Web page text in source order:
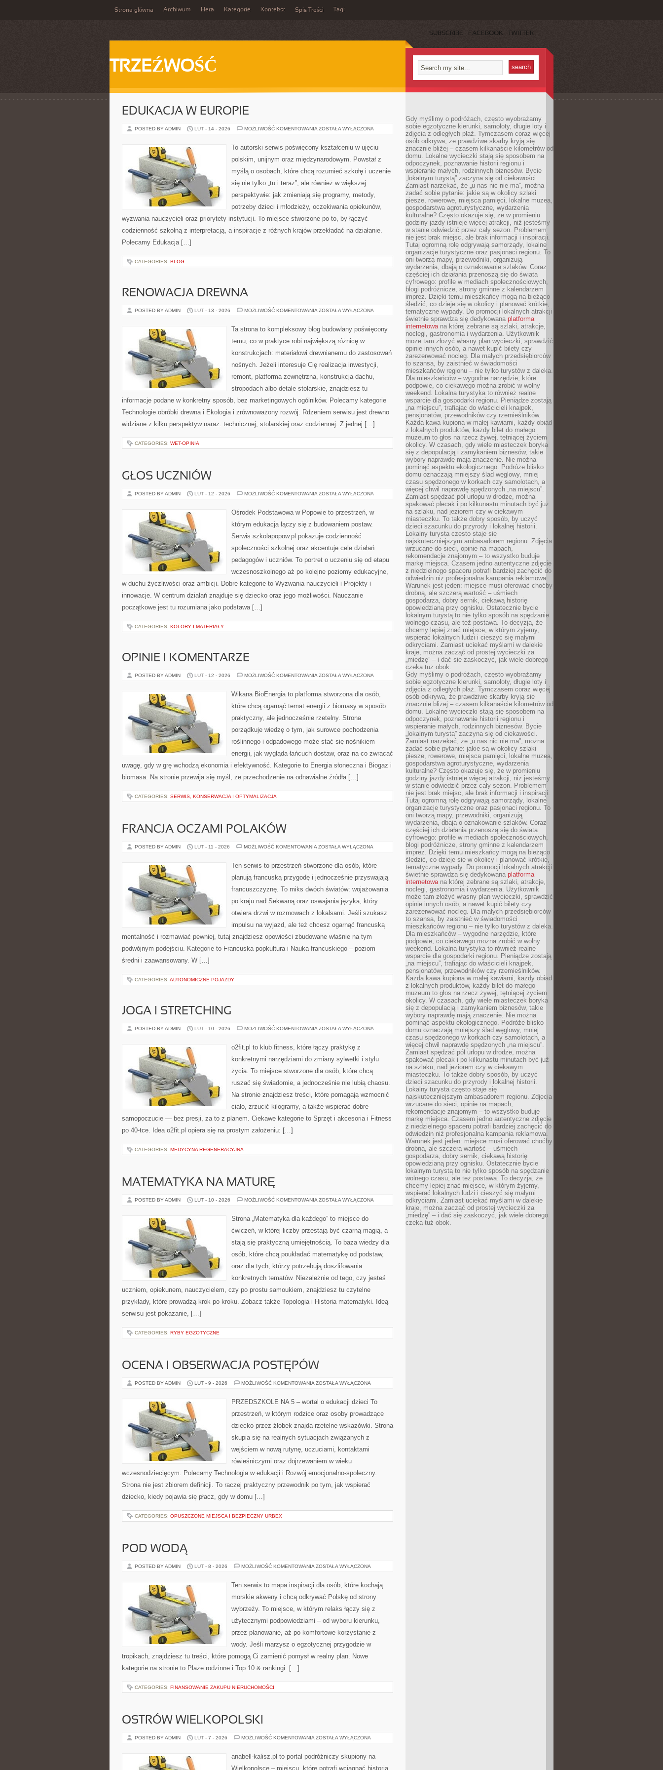
Strona główna Archiwum Hera Kategorie Kontekst Spis Treści Tagi
SUBSCRIBE FACEBOOK TWITTER
TRZEŹWOŚĆ
EDUKACJA W EUROPIE
POSTED BY ADMIN LUT - 14 - 2026 MOŻLIWOŚĆ KOMENTOWANIA EDUKACJA
ZOSTAŁA WYŁĄCZONA
To autorski serwis poświęcony kształceniu w ujęciu
polskim, unijnym oraz międzynarodowym. Powstał z
myślą o osobach, które chcą rozumieć szkołę i uczenie
się nie tylko „tu i teraz”, ale również w większej
perspektywie: jak zmieniają się programy, metody,
potrzeby dzieci i młodzieży, oczekiwania opiekunów,
wyzwania nauczycieli oraz priorytety instytucji. To miejsce stworzone po to, by łączyć
codzienność szkolną z interpretacją, a inspiracje z różnych krajów przekładać na działanie.
Polecamy Edukacja […]
CATEGORIES: BLOG
RENOWACJA DREWNA
POSTED BY ADMIN LUT - 13 - 2026 MOŻLIWOŚĆ KOMENTOWANIA RENOWACJA
ZOSTAŁA WYŁĄCZONA
Ta strona to kompleksowy blog budowlany poświęcony
temu, co w praktyce robi największą różnicę w
konstrukcjach: materiałowi drewnianemu do zastosowań
nośnych. Jeżeli interesuje Cię realizacja inwestycji,
remont, platforma zewnętrzna, konstrukcja dachu,
stropodach albo detale stolarskie, znajdziesz tu
informacje podane w konkretny sposób, bez marketingowych ogólników. Polecamy kategorie
Technologie obróbki drewna i Ekologia i zrównoważony rozwój. Rdzeniem serwisu jest drewno
widziane z kilku perspektyw naraz: technicznej, stolarskiej oraz codziennej. Z jednej […]
CATEGORIES: WET-OPINIA
GŁOS UCZNIÓW
POSTED BY ADMIN LUT - 12 - 2026 MOŻLIWOŚĆ KOMENTOWANIA GŁOS
ZOSTAŁA WYŁĄCZONA
Ośrodek Podstawowa w Popowie to przestrzeń, w
którym edukacja łączy się z budowaniem postaw.
Serwis szkolapopow.pl pokazuje codzienność
społeczności szkolnej oraz akcentuje cele działań
pedagogów i uczniów. To portret o uczeniu się od etapu
wczesnoszkolnego aż po kolejne poziomy edukacyjne,
w duchu życzliwości oraz ambicji. Dobre kategorie to Wyzwania nauczycieli i Projekty i
innowacje. W centrum działań znajduje się dziecko oraz jego możliwości. Nauczanie
początkowe jest tu rozumiana jako podstawa […]
CATEGORIES: KOLORY I MATERIAŁY
OPINIE I KOMENTARZE
POSTED BY ADMIN LUT - 12 - 2026 MOŻLIWOŚĆ KOMENTOWANIA OPINIE
ZOSTAŁA WYŁĄCZONA
Wikana BioEnergia to platforma stworzona dla osób,
które chcą ogarnąć temat energii z biomasy w sposób
praktyczny, ale jednocześnie rzetelny. Strona
porządkuje wiedzę o tym, jak surowce pochodzenia
roślinnego i odpadowego może stać się nośnikiem
energii, jak wygląda łańcuch dostaw, oraz na co zwracać
uwagę, gdy w grę wchodzą ekonomia i efektywność. Kategorie to Energia słoneczna i Biogaz i
biomasa. Na stronie przewija się myśl, że przechodzenie na odnawialne źródła […]
CATEGORIES: SERWIS, KONSERWACJA I OPTYMALIZACJA
FRANCJA OCZAMI POLAKÓW
POSTED BY ADMIN LUT - 11 - 2026 MOŻLIWOŚĆ KOMENTOWANIA FRANCJA
ZOSTAŁA WYŁĄCZONA
Ten serwis to przestrzeń stworzone dla osób, które
planują francuską przygodę i jednocześnie przyswajają
francuszczyznę. To miks dwóch światów: wojażowania
po kraju nad Sekwaną oraz oswajania języka, który
otwiera drzwi w rozmowach z lokalsami. Jeśli szukasz
impulsu na wyjazd, ale też chcesz ogarnąć francuską
mentalność i rozmawiać pewniej, tutaj znajdziesz opowieści zbudowane właśnie na tym
podwójnym podejściu. Kategorie to Francuska popkultura i Nauka francuskiego – poziom
średni i zaawansowany. W […]
CATEGORIES: AUTONOMICZNE POJAZDY
JOGA I STRETCHING
POSTED BY ADMIN LUT - 10 - 2026 MOŻLIWOŚĆ KOMENTOWANIA JOGA
ZOSTAŁA WYŁĄCZONA
o2fit.pl to klub fitness, które łączy praktykę z
konkretnymi narzędziami do zmiany sylwetki i stylu
życia. To miejsce stworzone dla osób, które chcą
ruszać się świadomie, a jednocześnie nie lubią chaosu.
Na stronie znajdziesz treści, które pomagają wzmocnić
ciało, zrzucić kilogramy, a także wspierać dobre
samopoczucie — bez presji, za to z planem. Ciekawe kategorie to Sprzęt i akcesoria i Fitness
po 40-tce. Idea o2fit.pl opiera się na prostym założeniu: […]
CATEGORIES: MEDYCYNA REGENERACYJNA
MATEMATYKA NA MATURĘ
POSTED BY ADMIN LUT - 10 - 2026 MOŻLIWOŚĆ KOMENTOWANIA MATEMATYKA
ZOSTAŁA WYŁĄCZONA
Strona „Matematyka dla każdego” to miejsce do
ćwiczeń, w której liczby przestają być czarną magią, a
stają się praktyczną umiejętnością. To baza wiedzy dla
osób, które chcą poukładać matematykę od podstaw,
oraz dla tych, którzy potrzebują doszlifowania
konkretnych tematów. Niezależnie od tego, czy jesteś
uczniem, opiekunem, nauczycielem, czy po prostu samoukiem, znajdziesz tu czytelne
przykłady, które prowadzą krok po kroku. Zobacz także Topologia i Historia matematyki. Ideą
serwisu jest pokazanie, […]
CATEGORIES: RYBY EGZOTYCZNE
OCENA I OBSERWACJA POSTĘPÓW
POSTED BY ADMIN LUT - 9 - 2026 MOŻLIWOŚĆ KOMENTOWANIA OCENA
POSTĘPÓW
ZOSTAŁA WYŁĄCZONA
PRZEDSZKOLE NA 5 – wortal o edukacji dzieci To
przestrzeń, w którym rodzice oraz osoby prowadzące
dziecko przez żłobek znajdą rzetelne wskazówki. Strona
skupia się na realnych sytuacjach związanych z
wejściem w nową rutynę, uczuciami, kontaktami
rówieśniczymi oraz dojrzewaniem w wieku
wczesnodziecięcym. Polecamy Technologia w edukacji i Rozwój emocjonalno-społeczny.
Strona nie jest zbiorem definicji. To raczej praktyczny przewodnik po tym, jak wspierać
dziecko, kiedy pojawia się płacz, gdy w domu […]
CATEGORIES: OPUSZCZONE MIEJSCA I BEZPIECZNY URBEX
POD WODĄ
POSTED BY ADMIN LUT - 8 - 2026 MOŻLIWOŚĆ KOMENTOWANIA POD
ZOSTAŁA WYŁĄCZONA
Ten serwis to mapa inspiracji dla osób, które kochają
morskie akweny i chcą odkrywać Polskę od strony
wybrzeży. To miejsce, w którym relaks łączy się z
użytecznymi podpowiedziami – od wyboru kierunku,
przez planowanie, aż po komfortowe korzystanie z
wody. Jeśli marzysz o egzotycznej przygodzie w
tropikach, znajdziesz tu treści, które pomogą Ci zamienić pomysł w realny plan. Nowe
kategorie na stronie to Plaże rodzinne i Top 10 & rankingi. […]
CATEGORIES: FINANSOWANIE ZAKUPU NIERUCHOMOŚCI
OSTRÓW WIELKOPOLSKI
POSTED BY ADMIN LUT - 7 - 2026 MOŻLIWOŚĆ KOMENTOWANIA OSTRÓW
ZOSTAŁA WYŁĄCZONA
anabell-kalisz.pl to portal podróżniczy skupiony na
Wielkopolsce – miejscu, które potrafi wciągnąć historią.
Gdy myślimy o podróżach, często wyobrażamy
sobie egzotyczne kierunki, samoloty, długie loty i
zdjęcia z odległych plaż. Tymczasem coraz więcej
osób odkrywa, że prawdziwe skarby kryją się
znacznie bliżej – czasem kilkanaście kilometrów od
domu. Lokalne wycieczki stają się sposobem na
odpoczynek, poznawanie historii regionu i
wspieranie małych, rodzinnych biznesów. Bycie
„lokalnym turystą” zaczyna się od ciekawości.
Zamiast narzekać, że „u nas nic nie ma”, można
zadać sobie pytanie: jakie są w okolicy szlaki
piesze, rowerowe, miejsca pamięci, lokalne muzea,
gospodarstwa agroturystyczne, wydarzenia
kulturalne? Często okazuje się, że w promieniu
godziny jazdy istnieje więcej atrakcji, niż jesteśmy
w stanie odwiedzić przez cały sezon. Problemem
nie jest brak miejsc, ale brak informacji i inspiracji.
Tutaj ogromną rolę odgrywają samorządy, lokalne
organizacje turystyczne oraz pasjonaci regionu. To
oni tworzą mapy, przewodniki, organizują
wydarzenia, dbają o oznakowanie szlaków. Coraz
częściej ich działania przenoszą się do świata
cyfrowego: profile w mediach społecznościowych,
blogi podróżnicze, strony gminne z kalendarzem
imprez. Dzięki temu mieszkańcy mogą na bieżąco
śledzić, co dzieje się w okolicy i planować krótkie,
tematyczne wypady. Do promocji lokalnych atrakcji
świetnie sprawdza się dedykowana platforma
internetowana której zebrane są szlaki, atrakcje,
noclegi, gastronomia i wydarzenia. Użytkownik
może tam złożyć własny plan wycieczki, sprawdzić
opinie innych osób, a nawet kupić bilety czy
zarezerwować nocleg. Dla małych przedsiębiorców
to szansa, by zaistnieć w świadomości
mieszkańców regionu – nie tylko turystów z daleka.
Dla mieszkańców – wygodne narzędzie, które
podpowie, co ciekawego można zrobić w wolny
weekend. Lokalna turystyka to również realne
wsparcie dla gospodarki regionu. Pieniądze zostają
„na miejscu”, trafiając do właścicieli knajpek,
pensjonatów, przewodników czy rzemieślników.
Każda kawa kupiona w małej kawiarni, każdy obiad
z lokalnych produktów, każdy bilet do małego
muzeum to głos na rzecz żywej, tętniącej życiem
okolicy. W czasach, gdy wiele miasteczek boryka
się z depopulacją i zamykaniem biznesów, takie
wybory naprawdę mają znaczenie. Nie można
pominąć aspektu ekologicznego. Podróże blisko
domu oznaczają mniejszy ślad węglowy, mniej
czasu spędzonego w korkach czy samolotach, a
więcej chwil naprawdę spędzonych „na miejscu”.
Zamiast spędzać pół urlopu w drodze, można
spakować plecak i po kilkunastu minutach być już
na szlaku, nad jeziorem czy w ciekawym
miasteczku. To także dobry sposób, by uczyć
dzieci szacunku do przyrody i lokalnej historii.
Lokalny turysta często staje się
najskuteczniejszym ambasadorem regionu. Zdjęcia
wrzucane do sieci, opinie na mapach,
rekomendacje znajomym – to wszystko buduje
markę miejsca. Czasem jedno autentyczne zdjęcie
z niedzielnego spaceru potrafi bardziej zachęcić do
odwiedzin niż profesjonalna kampania reklamowa.
Warunek jest jeden: miejsce musi oferować choćby
drobną, ale szczerą wartość – uśmiech
gospodarza, dobry sernik, ciekawą historię
opowiedzianą przy ognisku. Ostatecznie bycie
lokalnym turystą to nie tylko sposób na spędzanie
wolnego czasu, ale też postawa. To decyzja, że
chcemy lepiej znać miejsce, w którym żyjemy,
wspierać lokalnych ludzi i cieszyć się małymi
odkryciami. Zamiast uciekać myślami w dalekie
kraje, można zacząć od prostej wycieczki za
„miedzę” – i dać się zaskoczyć, jak wiele dobrego
czeka tuż obok.
Gdy myślimy o podróżach, często wyobrażamy
sobie egzotyczne kierunki, samoloty, długie loty i
zdjęcia z odległych plaż. Tymczasem coraz więcej
osób odkrywa, że prawdziwe skarby kryją się
znacznie bliżej – czasem kilkanaście kilometrów od
domu. Lokalne wycieczki stają się sposobem na
odpoczynek, poznawanie historii regionu i
wspieranie małych, rodzinnych biznesów. Bycie
„lokalnym turystą” zaczyna się od ciekawości.
Zamiast narzekać, że „u nas nic nie ma”, można
zadać sobie pytanie: jakie są w okolicy szlaki
piesze, rowerowe, miejsca pamięci, lokalne muzea,
gospodarstwa agroturystyczne, wydarzenia
kulturalne? Często okazuje się, że w promieniu
godziny jazdy istnieje więcej atrakcji, niż jesteśmy
w stanie odwiedzić przez cały sezon. Problemem
nie jest brak miejsc, ale brak informacji i inspiracji.
Tutaj ogromną rolę odgrywają samorządy, lokalne
organizacje turystyczne oraz pasjonaci regionu. To
oni tworzą mapy, przewodniki, organizują
wydarzenia, dbają o oznakowanie szlaków. Coraz
częściej ich działania przenoszą się do świata
cyfrowego: profile w mediach społecznościowych,
blogi podróżnicze, strony gminne z kalendarzem
imprez. Dzięki temu mieszkańcy mogą na bieżąco
śledzić, co dzieje się w okolicy i planować krótkie,
tematyczne wypady. Do promocji lokalnych atrakcji
świetnie sprawdza się dedykowana platforma
internetowana której zebrane są szlaki, atrakcje,
noclegi, gastronomia i wydarzenia. Użytkownik
może tam złożyć własny plan wycieczki, sprawdzić
opinie innych osób, a nawet kupić bilety czy
zarezerwować nocleg. Dla małych przedsiębiorców
to szansa, by zaistnieć w świadomości
mieszkańców regionu – nie tylko turystów z daleka.
Dla mieszkańców – wygodne narzędzie, które
podpowie, co ciekawego można zrobić w wolny
weekend. Lokalna turystyka to również realne
wsparcie dla gospodarki regionu. Pieniądze zostają
„na miejscu”, trafiając do właścicieli knajpek,
pensjonatów, przewodników czy rzemieślników.
Każda kawa kupiona w małej kawiarni, każdy obiad
z lokalnych produktów, każdy bilet do małego
muzeum to głos na rzecz żywej, tętniącej życiem
okolicy. W czasach, gdy wiele miasteczek boryka
się z depopulacją i zamykaniem biznesów, takie
wybory naprawdę mają znaczenie. Nie można
pominąć aspektu ekologicznego. Podróże blisko
domu oznaczają mniejszy ślad węglowy, mniej
czasu spędzonego w korkach czy samolotach, a
więcej chwil naprawdę spędzonych „na miejscu”.
Zamiast spędzać pół urlopu w drodze, można
spakować plecak i po kilkunastu minutach być już
na szlaku, nad jeziorem czy w ciekawym
miasteczku. To także dobry sposób, by uczyć
dzieci szacunku do przyrody i lokalnej historii.
Lokalny turysta często staje się
najskuteczniejszym ambasadorem regionu. Zdjęcia
wrzucane do sieci, opinie na mapach,
rekomendacje znajomym – to wszystko buduje
markę miejsca. Czasem jedno autentyczne zdjęcie
z niedzielnego spaceru potrafi bardziej zachęcić do
odwiedzin niż profesjonalna kampania reklamowa.
Warunek jest jeden: miejsce musi oferować choćby
drobną, ale szczerą wartość – uśmiech
gospodarza, dobry sernik, ciekawą historię
opowiedzianą przy ognisku. Ostatecznie bycie
lokalnym turystą to nie tylko sposób na spędzanie
wolnego czasu, ale też postawa. To decyzja, że
chcemy lepiej znać miejsce, w którym żyjemy,
wspierać lokalnych ludzi i cieszyć się małymi
odkryciami. Zamiast uciekać myślami w dalekie
kraje, można zacząć od prostej wycieczki za
„miedzę” – i dać się zaskoczyć, jak wiele dobrego
czeka tuż obok.